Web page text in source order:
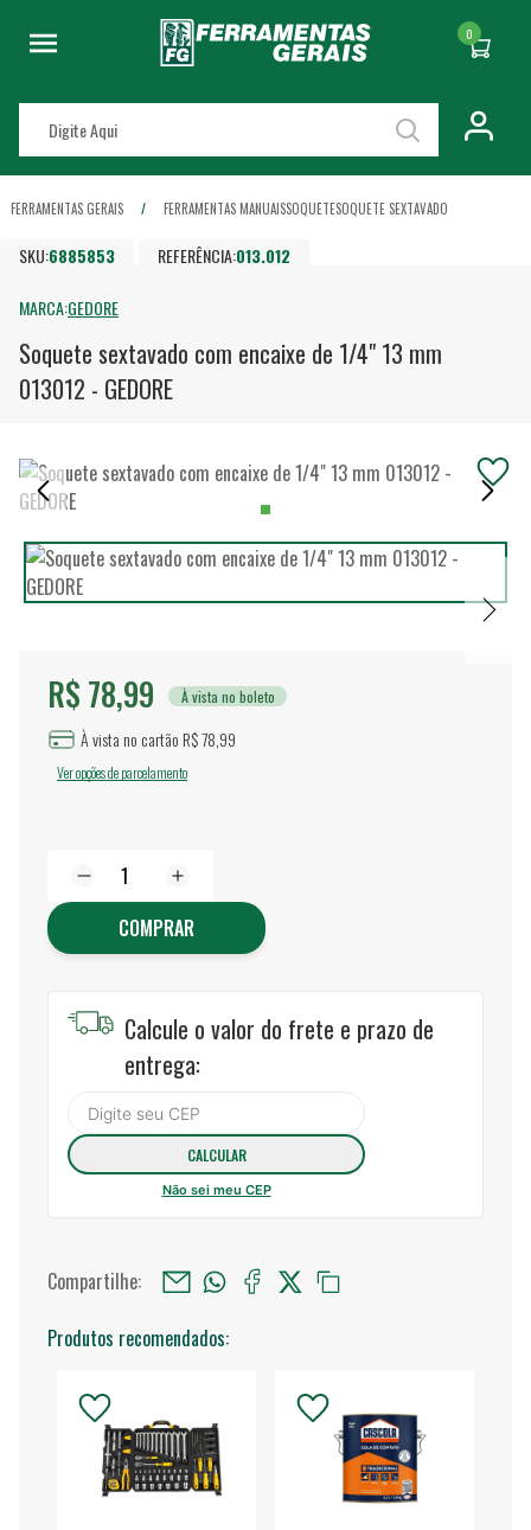
0
FERRAMENTAS GERAIS FERRAMENTAS MANUAISSOQUETESOQUETE SEXTAVADO
SKU:6885853 REFERÊNCIA:013.012
MARCA:GEDORE
Soquete sextavado com encaixe de 1/4" 13 mm
013012 - GEDORE
R$ 78,99 À vista no boleto
À vista no cartão R$ 78,99
Ver opções de parcelamento
COMPRAR
Calcule o valor do frete e prazo de
entrega:
Não sei meu CEP
Compartilhe:
Produtos recomendados: